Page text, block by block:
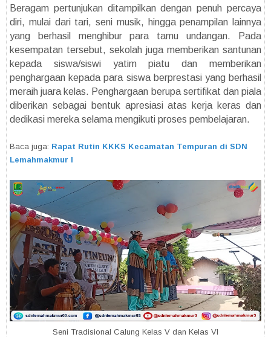
Beragam pertunjukan ditampilkan dengan penuh percaya
diri, mulai dari tari, seni musik, hingga penampilan lainnya
yang berhasil menghibur para tamu undangan. Pada
kesempatan tersebut, sekolah juga memberikan santunan
kepada siswa/siswi yatim piatu dan memberikan
penghargaan kepada para siswa berprestasi yang berhasil
meraih juara kelas. Penghargaan berupa sertifikat dan piala
diberikan sebagai bentuk apresiasi atas kerja keras dan
dedikasi mereka selama mengikuti proses pembelajaran.
Baca juga: Rapat Rutin KKKS Kecamatan Tempuran di SDN
Lemahmakmur I
Seni Tradisional Calung Kelas V dan Kelas VI